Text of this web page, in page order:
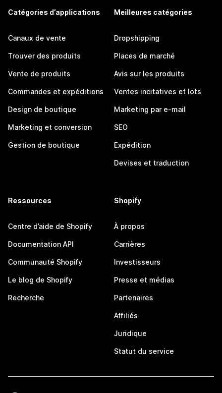
Catégories d’applications
Canaux de vente
Trouver des produits
Vente de produits
Commandes et expéditions
Design de boutique
Marketing et conversion
Gestion de boutique
Meilleures catégories
Dropshipping
Places de marché
Avis sur les produits
Ventes incitatives et lots
Marketing par e-mail
SEO
Expédition
Devises et traduction
Ressources
Centre d’aide de Shopify
Documentation API
Communauté Shopify
Le blog de Shopify
Recherche
Shopify
À propos
Carrières
Investisseurs
Presse et médias
Partenaires
Affiliés
Juridique
Statut du service